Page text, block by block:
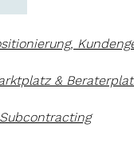
&
Subcontracting